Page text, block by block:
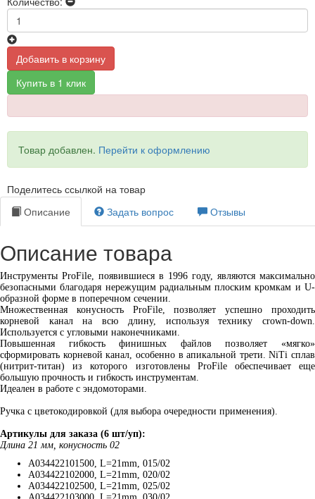
Добавить в корзину
Купить в 1 клик
Товар добавлен. Перейти к оформлению
Поделитесь ссылкой на товар
Описание
Задать вопрос Отзывы
Описание товара
Инструменты ProFile, появившиеся в 1996 году, являются максимально
безопасными благодаря нережущим радиальным плоским кромкам и U-
образной форме в поперечном сечении.
Множественная конусность ProFile, позволяет успешно проходить
корневой канал на всю длину, используя технику crown-down.
Используется с угловыми наконечниками.
Повышенная гибкость финишных файлов позволяет «мягко»
сформировать корневой канал, особенно в апикальной трети. NiTi сплав
(нитрит-титан) из которого изготовлены ProFile обеспечивает еще
большую прочность и гибкость инструментам.
Идеален в работе с эндомоторами.
Ручка с цветокодировкой (для выбора очередности применения).
Артикулы для заказа (6 шт/уп):
Длина 21 мм, конусность 02
A034422101500, L=21mm, 015/02
A034422102000, L=21mm, 020/02
A034422102500, L=21mm, 025/02